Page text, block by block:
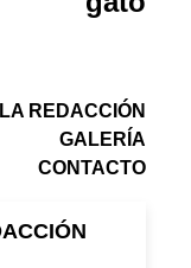
LA REDACCIÓN
GALERÍA
CONTACTO